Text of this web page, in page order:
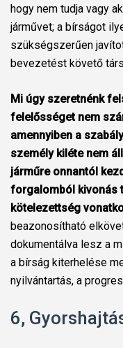
hogy nem tudja vagy
járművet; a bírságot
szükségszerűen
bevezetést követő
Mi úgy szeretnénk
felelősséget nem
amennyiben a
személy kiléte nem
járműre onnantól
forgalomból kivonás
kötelezettség
beazonosítható
dokumentálva lesz a
a bírság kiterhelése
nyilvántartás, a
6,